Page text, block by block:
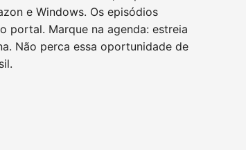
e Windows. Os episódios
portal. Marque na agenda: estreia
Não perca essa oportunidade de